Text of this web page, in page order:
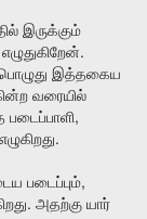
இருக்கும்
எழுதுகிறேன்.
இத்தகைய
வரையில்
படைப்பாளி,
எழுகிறது.
படைப்பும்,
. அதற்கு யார்